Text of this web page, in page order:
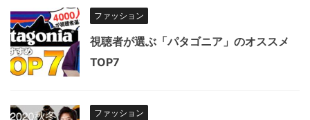
ファッション
視聴者が選ぶ「パタゴニア」のオススメ
TOP7
ファッション